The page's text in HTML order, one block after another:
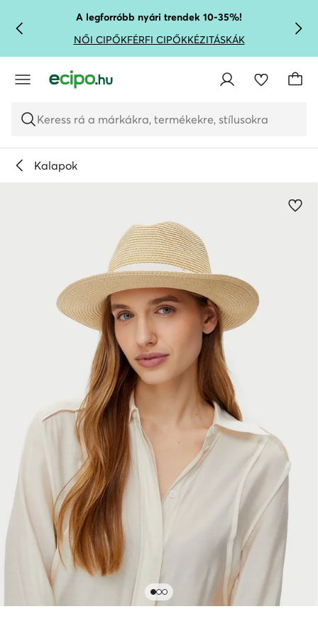
UGRÁS A FŐ TARTALOMRA
UGRÁS A KERESÉSHEZA legforróbb nyári trendek 10-35%!
NŐI CIPŐKFÉRFI CIPŐKKÉZITÁSKÁK
Keress rá a márkákra, termékekre, stílusokra
Kalapok